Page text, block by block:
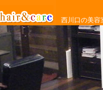
西川口の美容